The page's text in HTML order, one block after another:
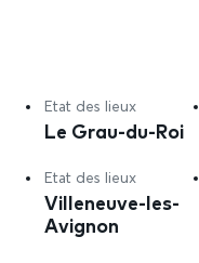
Etat des lieux
Le Grau-du-Roi
Etat des lieux
Villeneuve-les-
Avignon